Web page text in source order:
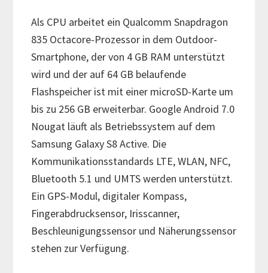
Als CPU arbeitet ein Qualcomm Snapdragon
835 Octacore-Prozessor in dem Outdoor-
Smartphone, der von 4 GB RAM unterstützt
wird und der auf 64 GB belaufende
Flashspeicher ist mit einer microSD-Karte um
bis zu 256 GB erweiterbar. Google Android 7.0
Nougat läuft als Betriebssystem auf dem
Samsung Galaxy S8 Active. Die
Kommunikationsstandards LTE, WLAN, NFC,
Bluetooth 5.1 und UMTS werden unterstützt.
Ein GPS-Modul, digitaler Kompass,
Fingerabdrucksensor, Irisscanner,
Beschleunigungssensor und Näherungssensor
stehen zur Verfügung.